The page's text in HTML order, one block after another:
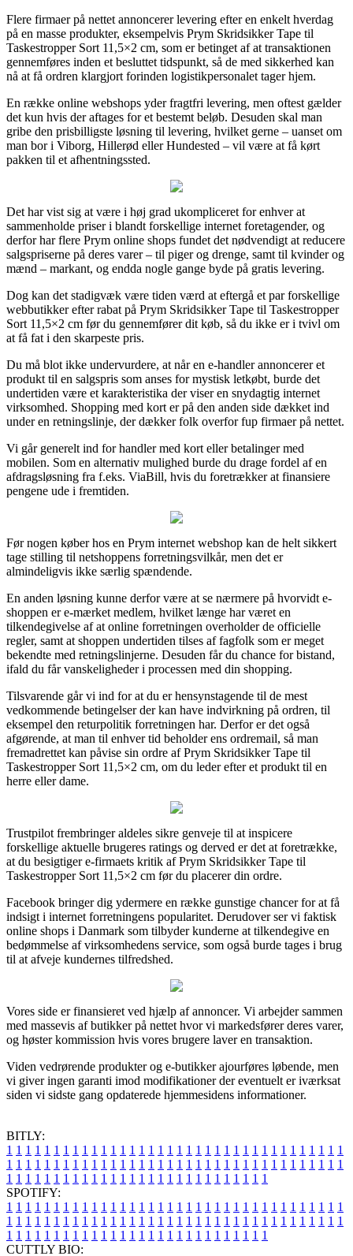
Flere firmaer på nettet annoncerer levering efter en enkelt hverdag
på en masse produkter, eksempelvis Prym Skridsikker Tape til
Taskestropper Sort 11,5×2 cm, som er betinget af at transaktionen
gennemføres inden et besluttet tidspunkt, så de med sikkerhed kan
nå at få ordren klargjort forinden logistikpersonalet tager hjem.
En række online webshops yder fragtfri levering, men oftest gælder
det kun hvis der aftages for et bestemt beløb. Desuden skal man
gribe den prisbilligste løsning til levering, hvilket gerne – uanset om
man bor i Viborg, Hillerød eller Hundested – vil være at få kørt
pakken til et afhentningssted.
Det har vist sig at være i høj grad ukompliceret for enhver at
sammenholde priser i blandt forskellige internet foretagender, og
derfor har flere Prym online shops fundet det nødvendigt at reducere
salgspriserne på deres varer – til piger og drenge, samt til kvinder og
mænd – markant, og endda nogle gange byde på gratis levering.
Dog kan det stadigvæk være tiden værd at eftergå et par forskellige
webbutikker efter rabat på Prym Skridsikker Tape til Taskestropper
Sort 11,5×2 cm før du gennemfører dit køb, så du ikke er i tvivl om
at få fat i den skarpeste pris.
Du må blot ikke undervurdere, at når en e-handler annoncerer et
produkt til en salgspris som anses for mystisk letkøbt, burde det
undertiden være et karakteristika der viser en snydagtig internet
virksomhed. Shopping med kort er på den anden side dækket ind
under en retningslinje, der dækker folk overfor fup firmaer på nettet.
Vi går generelt ind for handler med kort eller betalinger med
mobilen. Som en alternativ mulighed burde du drage fordel af en
afdragsløsning fra f.eks. ViaBill, hvis du foretrækker at finansiere
pengene ude i fremtiden.
Før nogen køber hos en Prym internet webshop kan de helt sikkert
tage stilling til netshoppens forretningsvilkår, men det er
almindeligvis ikke særlig spændende.
En anden løsning kunne derfor være at se nærmere på hvorvidt e-
shoppen er e-mærket medlem, hvilket længe har været en
tilkendegivelse af at online forretningen overholder de officielle
regler, samt at shoppen undertiden tilses af fagfolk som er meget
bekendte med retningslinjerne. Desuden får du chance for bistand,
ifald du får vanskeligheder i processen med din shopping.
Tilsvarende går vi ind for at du er hensynstagende til de mest
vedkommende betingelser der kan have indvirkning på ordren, til
eksempel den returpolitik forretningen har. Derfor er det også
afgørende, at man til enhver tid beholder ens ordremail, så man
fremadrettet kan påvise sin ordre af Prym Skridsikker Tape til
Taskestropper Sort 11,5×2 cm, om du leder efter et produkt til en
herre eller dame.
Trustpilot frembringer aldeles sikre genveje til at inspicere
forskellige aktuelle brugeres ratings og derved er det at foretrække,
at du besigtiger e-firmaets kritik af Prym Skridsikker Tape til
Taskestropper Sort 11,5×2 cm før du placerer din ordre.
Facebook bringer dig ydermere en række gunstige chancer for at få
indsigt i internet forretningens popularitet. Derudover ser vi faktisk
online shops i Danmark som tilbyder kunderne at tilkendegive en
bedømmelse af virksomhedens service, som også burde tages i brug
til at afveje kundernes tilfredshed.
Vores side er finansieret ved hjælp af annoncer. Vi arbejder sammen
med massevis af butikker på nettet hvor vi markedsfører deres varer,
og høster kommission hvis vores brugere laver en transaktion.
Viden vedrørende produkter og e-butikker ajourføres løbende, men
vi giver ingen garanti imod modifikationer der eventuelt er iværksat
siden vi sidste gang opdaterede hjemmesidens informationer.
BITLY:
1 1 1 1 1 1 1 1 1 1 1 1 1 1 1 1 1 1 1 1 1 1 1 1 1 1 1 1 1 1 1 1 1 1 1 1
1 1 1 1 1 1 1 1 1 1 1 1 1 1 1 1 1 1 1 1 1 1 1 1 1 1 1 1 1 1 1 1 1 1 1 1
1 1 1 1 1 1 1 1 1 1 1 1 1 1 1 1 1 1 1 1 1 1 1 1 1 1 1 1
SPOTIFY:
1 1 1 1 1 1 1 1 1 1 1 1 1 1 1 1 1 1 1 1 1 1 1 1 1 1 1 1 1 1 1 1 1 1 1 1
1 1 1 1 1 1 1 1 1 1 1 1 1 1 1 1 1 1 1 1 1 1 1 1 1 1 1 1 1 1 1 1 1 1 1 1
1 1 1 1 1 1 1 1 1 1 1 1 1 1 1 1 1 1 1 1 1 1 1 1 1 1 1 1
CUTTLY BIO: